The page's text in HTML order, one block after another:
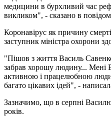
медицини в бурхливий час
викликом", - сказано в
Коронавірус як причину
заступник міністра охорони
"Пішов з життя Василь
забрав хорошу людину... Мені
активною і працелюбною
багато цікавих ідей", -
Зазначимо, що в серпні
років.